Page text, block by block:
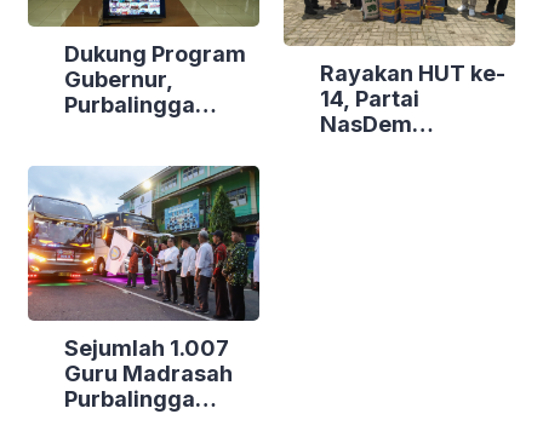
Dukung Program
Gubernur,
Purbalingga
Kecamatan
Berdaya
Rayakan HUT ke-
14, Partai
NasDem
Sejumlah 1.007
Guru Madrasah
Purbalingga